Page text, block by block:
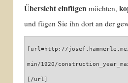
Übersicht einfügen möchten,
und fügen Sie ihn dort an der
[url=http://
min/1920/
[/url]